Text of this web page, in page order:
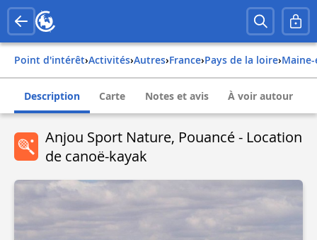
Point d'intérêt› Activités› Autres› france› pays de la loire›
Description Carte Notes et avis À voir autour
Anjou Sport Nature, Pouancé - Location
de canoë-kayak